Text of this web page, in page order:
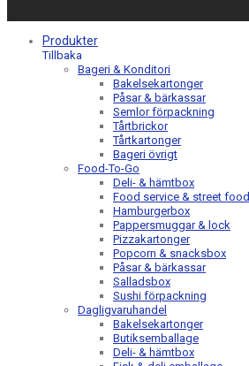
Produkter
Tillbaka
Bageri & Konditori
Bakelsekartonger
Påsar & bärkassar
Semlor förpackning
Tårtbrickor
Tårtkartonger
Bageri övrigt
Food-To-Go
Deli- & hämtbox
Food service & street food
Hamburgerbox
Pappersmuggar & lock
Pizzakartonger
Popcorn & snacksbox
Påsar & bärkassar
Salladsbox
Sushi förpackning
Dagligvaruhandel
Bakelsekartonger
Butiksemballage
Deli- & hämtbox